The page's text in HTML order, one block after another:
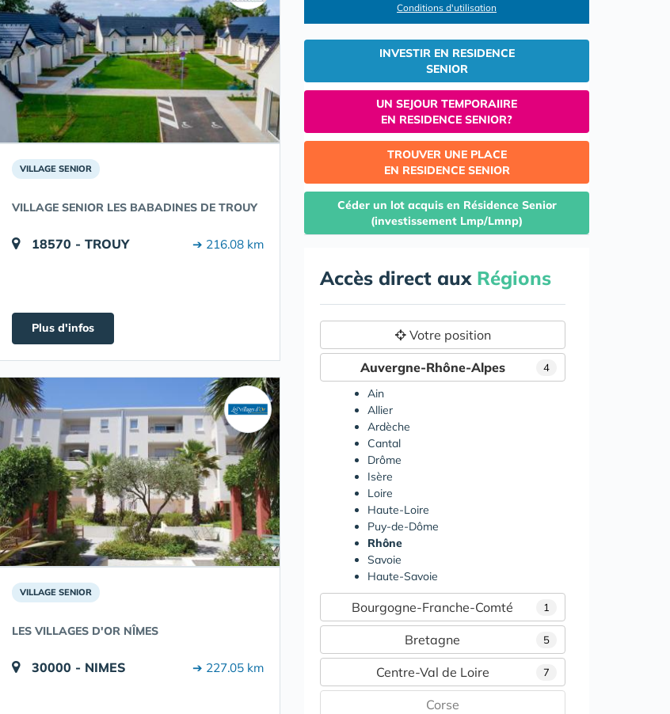
VILLAGE SENIOR
VILLAGE SENIOR LES BABADINES DE TROUY
18570 - TROUY ➔ 216.08 km
Plus d'infos
VILLAGE SENIOR
LES VILLAGES D'OR NÎMES
30000 - NIMES ➔ 227.05 km
Conditions d'utilisation
INVESTIR EN RESIDENCE
SENIOR
UN SEJOUR TEMPORAIIRE
EN RESIDENCE SENIOR?
TROUVER UNE PLACE
EN RESIDENCE SENIOR
Céder un lot acquis en Résidence Senior
(investissement Lmp/Lmnp)
Accès direct aux Régions
Votre position
4
Auvergne-Rhône-Alpes
Ain
Allier
Ardèche
Cantal
Drôme
Isère
Loire
Haute-Loire
Puy-de-Dôme
Rhône
Savoie
Haute-Savoie
1
Bourgogne-Franche-Comté
5
Bretagne
7
Centre-Val de Loire
Corse